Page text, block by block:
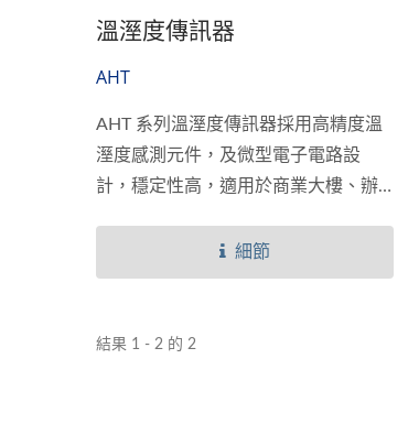
溫溼度傳訊器
AHT
AHT 系列溫溼度傳訊器採用高精度溫
溼度感測元件，及微型電子電路設
計，穩定性高，適用於商業大樓、辦
細節
結果 1 - 2 的 2